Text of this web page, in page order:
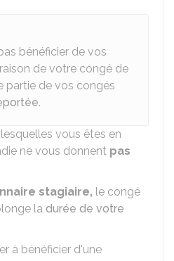
bénéficier de vos
de votre congé de
partie de vos congés
.
vous êtes en
ne vous donnent pas
stagiaire, le congé
la durée de votre
à bénéficier d'une